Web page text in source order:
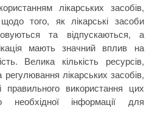
лікарських засобів,
щодо того, як лікарські засоби
та відпускаються, а
мають значний вплив на
Велика кількість ресурсів,
лікарських засобів,
використання цих
інформації для